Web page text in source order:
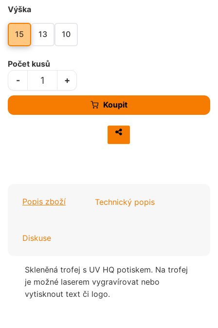
Výška
15 13 10
Koupit
Počet kusů
+
-
Popis zboží Technický popis
Diskuse
Skleněná trofej s UV HQ potiskem. Na trofej
je možné laserem vygravírovat nebo
vytisknout text či logo.